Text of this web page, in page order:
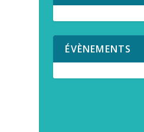
ÉVÈNEMENTS